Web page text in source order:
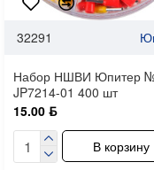
32291
Набор НШВИ Юпитер
JP7214-01 400 шт
15.00 ƃ
В корзину